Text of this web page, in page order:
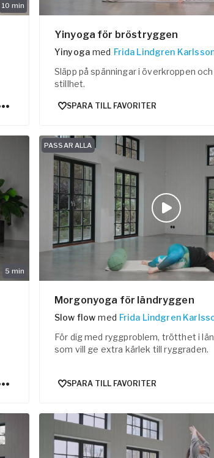
10 min
Yinyoga för bröstryggen
Yinyoga med Frida Lindgren
Släpp på spänningar i överkroppen
stillhet.
SPARA TILL FAVORITER
5 min
PASSAR ALLA
Morgonyoga för ländryggen
Slow flow med Frida Lindgren
För dig med ryggproblem, trötthet i
som vill ge extra kärlek till ryggraden.
SPARA TILL FAVORITER